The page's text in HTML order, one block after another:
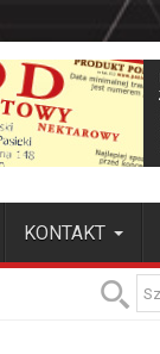
KONTAKT